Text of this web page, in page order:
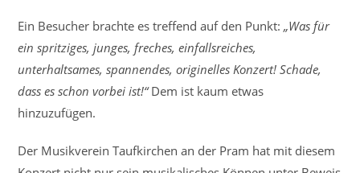
Ein Besucher brachte es treffend auf den Punkt:„Was für
ein spritziges, junges, freches, einfallsreiches,
unterhaltsames, spannendes, originelles Konzert! Schade,
dass es schon vorbei ist!“Dem ist kaum etwas
hinzuzufügen.
Der Musikverein Taufkirchen an der Pram hat mit diesem